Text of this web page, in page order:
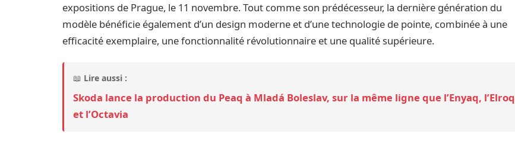
expositions de Prague, le 11 novembre. Tout comme son prédécesseur, la dernière génération du
modèle bénéficie également d’un design moderne et d’une technologie de pointe, combinée à une
efficacité exemplaire, une fonctionnalité révolutionnaire et une qualité supérieure.
📖 Lire aussi :
Skoda lance la production du Peaq à Mladá Boleslav, sur la même ligne que l’Enyaq, l’Elroq
et l’Octavia